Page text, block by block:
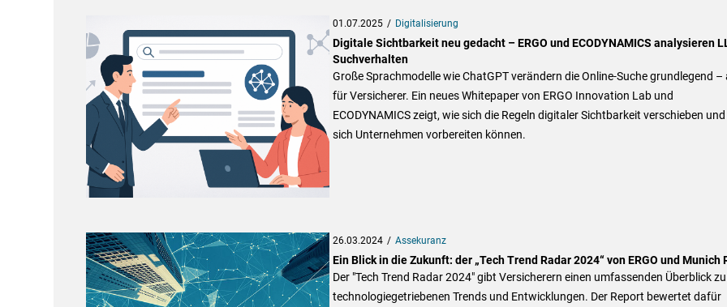
01.07.2025 Digitalisierung
Digitale Sichtbarkeit neu gedacht – ERGO und ECODYNAMICS analysieren
Suchverhalten
Große Sprachmodelle wie ChatGPT verändern die Online-Suche grundlegend –
für Versicherer. Ein neues Whitepaper von ERGO Innovation Lab und
ECODYNAMICS zeigt, wie sich die Regeln digitaler Sichtbarkeit verschieben
sich Unternehmen vorbereiten können.
26.03.2024 Assekuranz
Ein Blick in die Zukunft: der „Tech Trend Radar 2024“ von ERGO und Munich
Der "Tech Trend Radar 2024" gibt Versicherern einen umfassenden Überblick zu
technologiegetriebenen Trends und Entwicklungen. Der Report bewertet dafür